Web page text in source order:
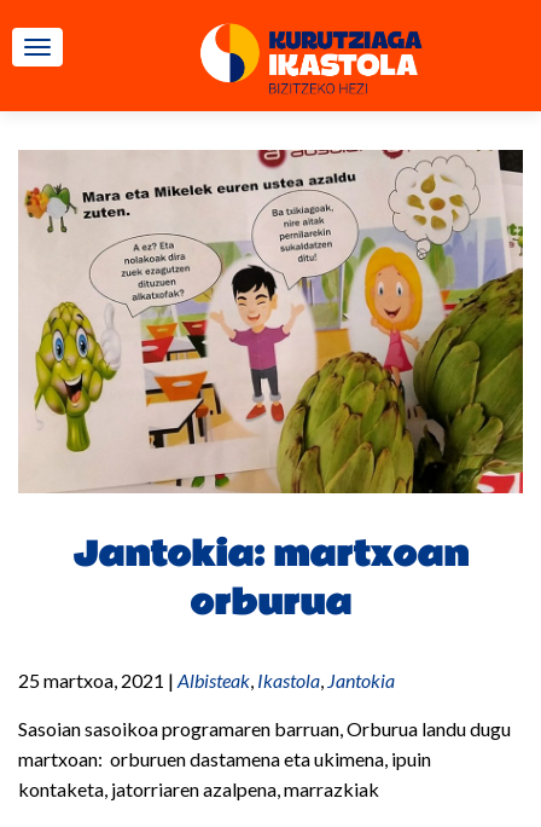
TOGGLE NAVIGATION
Jantokia: martxoan
orburua
25 martxoa, 2021 | Albisteak, Ikastola, Jantokia
Sasoian sasoikoa programaren barruan, Orburua landu dugu
martxoan: orburuen dastamena eta ukimena, ipuin
kontaketa, jatorriaren azalpena, marrazkiak